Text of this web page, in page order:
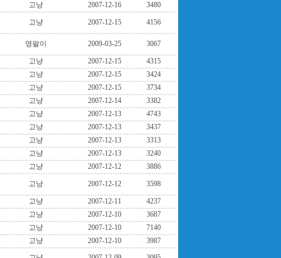
고냥 2007-12-16 3480
고냥 2007-12-15 4156
영팔이 2009-03-25 3067
고냥 2007-12-15
4315
고냥 2007-12-15
3424
고냥 2007-12-15
3734
고냥 2007-12-14
3382
고냥 2007-12-13
4743
고냥 2007-12-13
3437
고냥 2007-12-13
3313
고냥 2007-12-13
3240
고냥 2007-12-12 3886
고냥 2007-12-12 3598
고냥 2007-12-11
4237
고냥 2007-12-10
3687
고냥 2007-12-10
7140
고냥 2007-12-10
3987